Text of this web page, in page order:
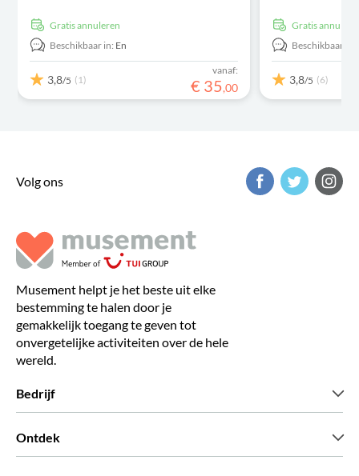
Gratis annuleren
Beschikbaar in: En
3,8/5 (1)
vanaf:
€ 35,00
Gratis
Beschikbaar in:
3,8/5 (6)
Volg ons
Musement helpt je het beste uit elke
bestemming te halen door je
gemakkelijk toegang te geven tot
onvergetelijke activiteiten over de hele
wereld.
Bedrijf
Ontdek